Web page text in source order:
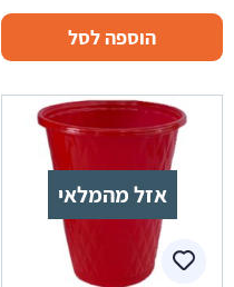
הוספה לסל
אזל מהמלאי